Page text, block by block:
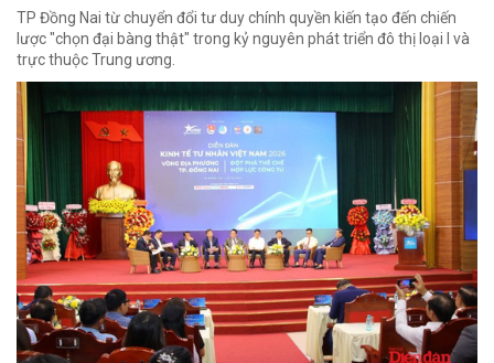
TP Đồng Nai từ chuyển đổi tư duy chính quyền kiến tạo đến chiến
lược "chọn đại bàng thật" trong kỷ nguyên phát triển đô thị loại I và
trực thuộc Trung ương.